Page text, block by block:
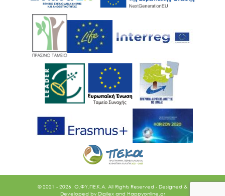
© 2021 - 2026. O.ΦΥ.ΠΕ.Κ.Α. All Rights Reserved - Designed &
Developed by Digilex and Happyonline.gr